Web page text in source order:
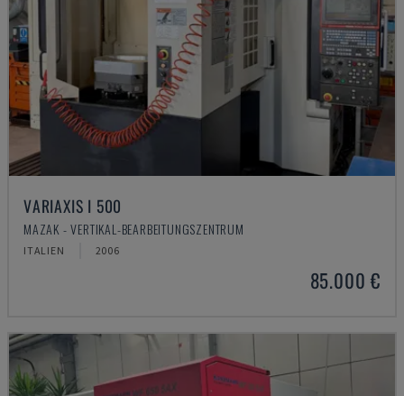
VARIAXIS I 500
MAZAK - VERTIKAL-BEARBEITUNGSZENTRUM
ITALIEN 2006
85.000 €